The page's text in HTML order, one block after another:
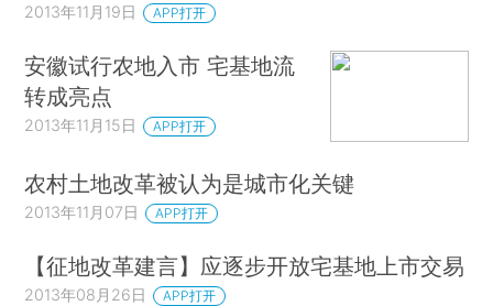
2013年11月19日 APP打开
安徽试行农地入市 宅基地流
转成亮点
2013年11月15日 APP打开
农村土地改革被认为是城市化关键
2013年11月07日 APP打开
【征地改革建言】应逐步开放宅基地上市交易
2013年08月26日 APP打开